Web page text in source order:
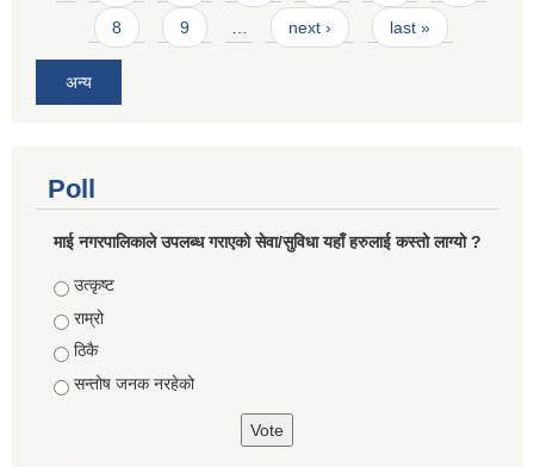
8 9 next › last »
अन्य
Poll
माई नगरपालिकाले उपलब्ध गराएको सेवा/सुविधा यहाँ हरुलाई कस्तो लाग्यो ?
Choices
उत्कृष्ट
राम्रो
ठिकै
सन्तोष जनक नरहेको